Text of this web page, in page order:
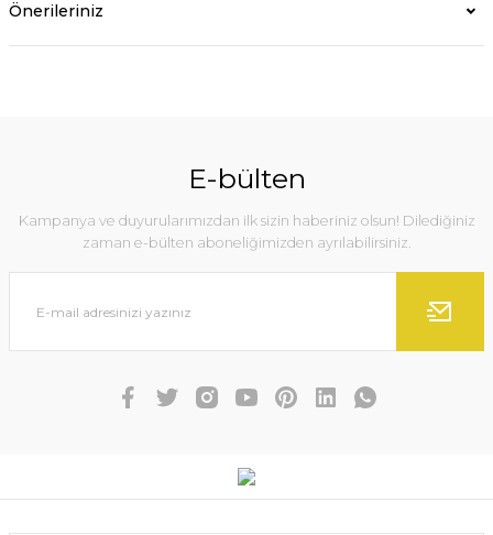
Önerileriniz
E-bülten
Kampanya ve duyurularımızdan ilk sizin haberiniz olsun! Dilediğiniz
zaman e-bülten aboneliğimizden ayrılabilirsiniz.